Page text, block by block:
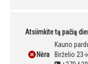
Atsiimkite tą pačią
Nėra
Kauno
Birželio